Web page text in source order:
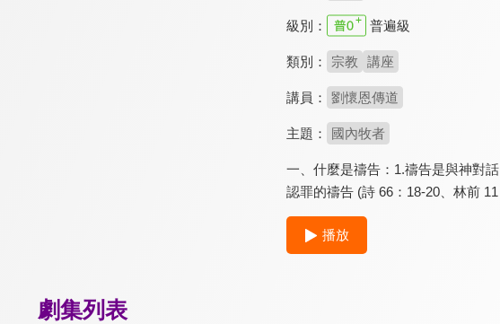
級別： 普遍級
類別： 宗教 講座
講員： 劉懷恩傳道
主題： 國內牧者
一、什麼是禱告：1.禱告是與神對
認罪的禱告 (詩 66：18-20、林前
播放
劇集列表